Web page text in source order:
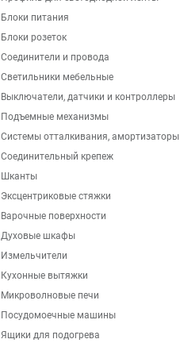
Блоки питания
Блоки розеток
Соединители и провода
Светильники мебельные
Выключатели, датчики и контроллеры
Подъемные механизмы
Системы отталкивания, амортизаторы
Соединительный крепеж
Шканты
Эксцентриковые стяжки
Варочные поверхности
Духовые шкафы
Измельчители
Кухонные вытяжки
Микроволновые печи
Посудомоечные машины
Ящики для подогрева